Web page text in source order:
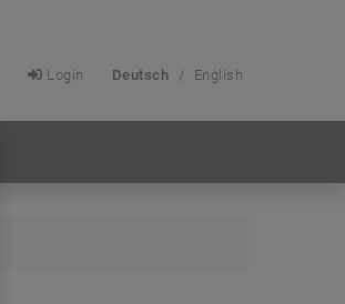
Login Deutsch / English